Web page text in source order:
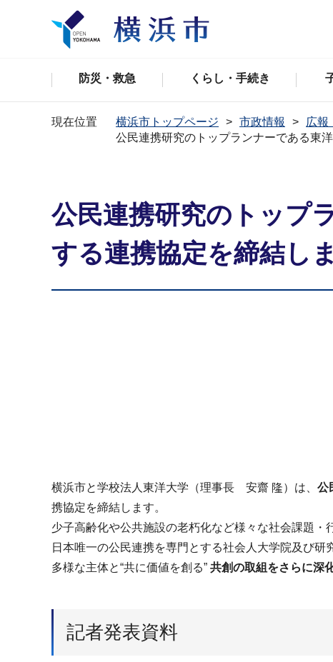
防災・救急 くらし・手続き
現在位置 横浜市トップページ 市政情報 広報
公民連携研究のトップランナーである東
公民連携研究のトップ
する連携協定を締結し
横浜市と学校法人東洋大学（理事長 安齋 隆）は、 公
携協定を締結します。
少子高齢化や公共施設の老朽化など様々な社会課題・
日本唯一の公民連携を専門とする社会人大学院及び
多様な主体と“共に価値を創る” 共創の取組をさらに深
記者発表資料